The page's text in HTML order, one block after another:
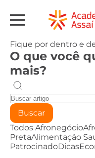
Fique por dentro e
O que você
mais?
Buscar
Todos Afronegócio
PretaAlimentação
PatrocinadoDicas